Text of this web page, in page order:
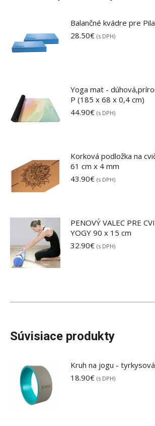
Balančné kvádre pre
28.50€ (s DPH)
Yoga mat -
P (185 x 68 x 0,4 cm)
44.90€ (s DPH)
Korková podložka na
61 cm x 4 mm
43.90€ (s DPH)
PENOVÝ VALEC PRE
YOGY 90 x 15 cm
32.90€ (s DPH)
Súvisiace produkty
Kruh na jogu -
18.90€ (s DPH)